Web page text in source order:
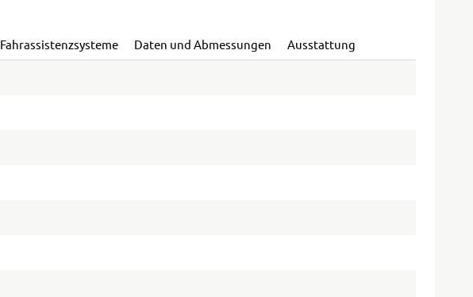
Fahrassistenzsysteme Daten und Abmessungen Ausstattung